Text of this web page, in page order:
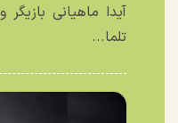
آیدا ماهیانی
تلما...